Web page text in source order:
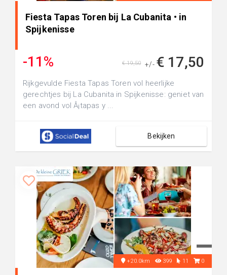
Fiesta Tapas Toren bij La Cubanita • in
Spijkenisse
-11% +/- € 17,50
€ 19,50
Rijkgevulde Fiesta Tapas Toren vol heerlijke
gerechtjes bij La Cubanita in Spijkenisse: geniet van
een avond vol Â¡tapas y ...
Bekijken
+20.0km 399 11 0